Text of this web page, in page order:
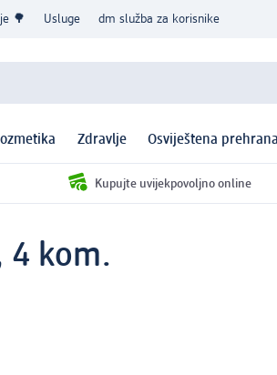
🌳 Usluge dm služba za korisnike
Zdravlje Osviještena prehrana
Kupujte uvijekpovoljno online
4 kom.